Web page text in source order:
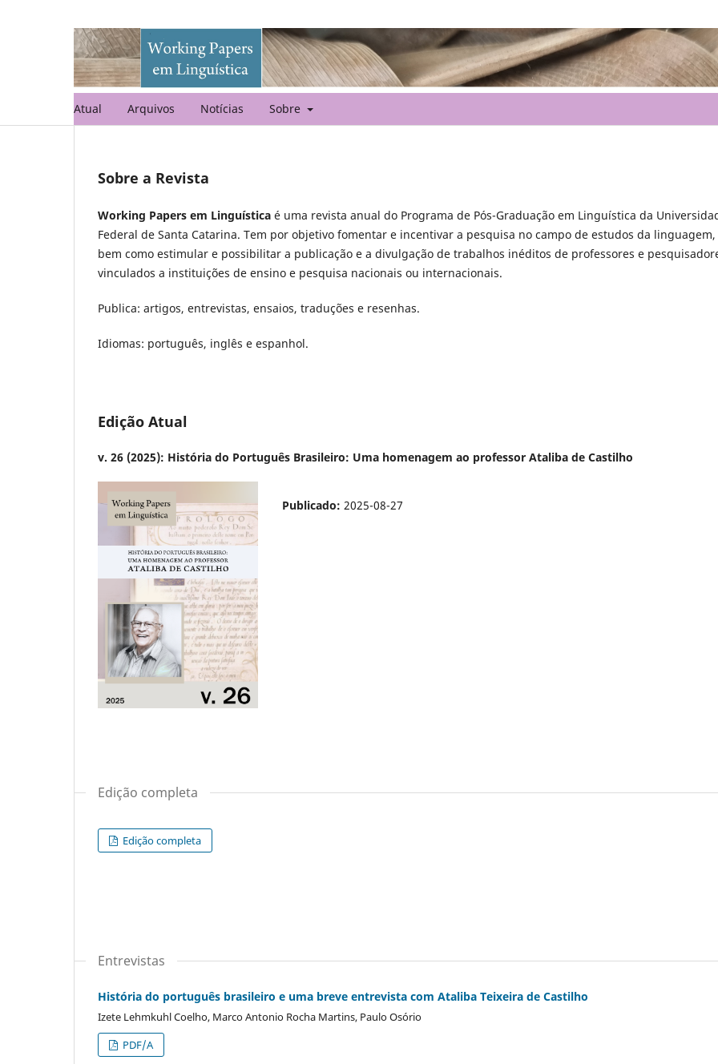
Atual Arquivos Notícias Sobre
Sobre a Revista
Working Papers em Linguística é uma revista anual do Programa de Pós-Graduação em Linguística da
Federal de Santa Catarina. Tem por objetivo fomentar e incentivar a pesquisa no campo de estudos da linguagem,
bem como estimular e possibilitar a publicação e a divulgação de trabalhos inéditos de professores e
vinculados a instituições de ensino e pesquisa nacionais ou internacionais.
Publica: artigos, entrevistas, ensaios, traduções e resenhas.
Idiomas: português, inglês e espanhol.
Edição Atual
v. 26 (2025): História do Português Brasileiro: Uma homenagem ao professor Ataliba de Castilho
Publicado: 2025-08-27
Edição completa
Edição completa
Entrevistas
História do português brasileiro e uma breve entrevista com Ataliba Teixeira de Castilho
Izete Lehmkuhl Coelho, Marco Antonio Rocha Martins, Paulo Osório
PDF/A